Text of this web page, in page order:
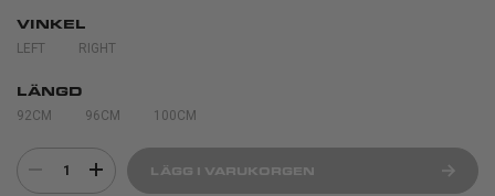
VINKEL
LEFT RIGHT
LÄNGD
92CM 96CM 100CM
1 LÄGG I VARUKORGEN